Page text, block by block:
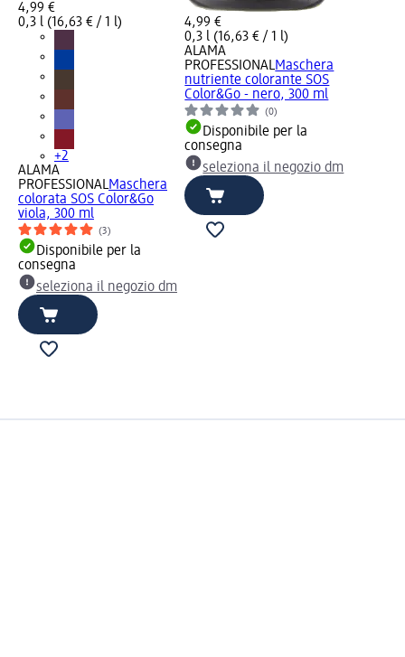
4,99 €
0,3 l (16,63 € / 1 l)
+2
ALAMA
PROFESSIONALMaschera
colorata SOS Color&Go
viola, 300 ml
(3)
Disponibile per la
consegna
seleziona il negozio dm
4,99 €
0,3 l (16,63 € / 1 l)
ALAMA
PROFESSIONALMaschera
nutriente colorante SOS
Color&Go - nero, 300 ml
(0)
Disponibile per la
consegna
seleziona il negozio dm